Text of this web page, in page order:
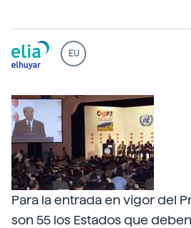
EU
Para la entrada en vigor del
son 55 los Estados que